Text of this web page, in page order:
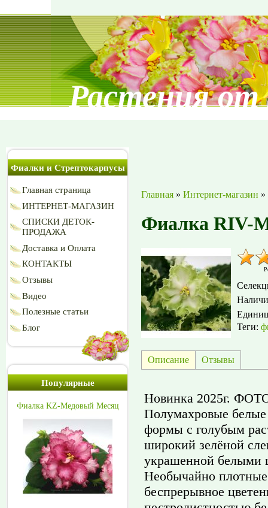
Растения
Фиалки и Стрептокарпусы
Главная страница
ИНТЕРНЕТ-МАГАЗИН
СПИСКИ ДЕТОК-
ПРОДАЖА
Доставка и Оплата
КОНТАКТЫ
Отзывы
Видео
Полезные статьи
Блог
Популярные
Фиалка KZ-Медовый Месяц
Главная » Интернет-магазин »
Фиалка RIV-
Теги:
Описание Отзывы
Новинка 2025г.
Полумахровые
формы с голубым
широкий зелёной
украшенной белыми
Необычайно
беспрерывное